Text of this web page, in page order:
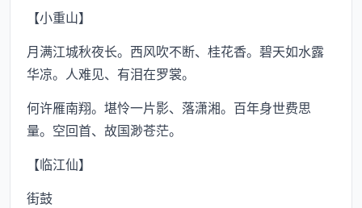
【小重山】
月满江城秋夜长。西风吹不断、桂花香。碧天如水露
华凉。人难见、有泪在罗裳。
何许雁南翔。堪怜一片影、落潇湘。百年身世费思
量。空回首、故国渺苍茫。
【临江仙】
街鼓